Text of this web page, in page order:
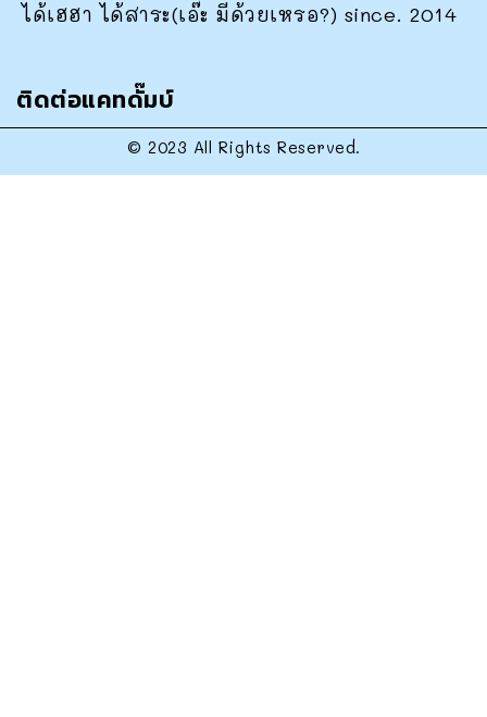
ได้เฮฮา ได้สาระ(เอ๊ะ มีด้วยเหรอ?) since. 2014
ติดต่อแคทดั๊มบ์
© 2023 All Rights Reserved.